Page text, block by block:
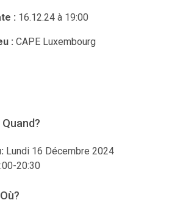
: 16.12.24 à 19:00
: CAPE Luxembourg
Quand?
Lundi 16 Décembre 2024
20:30
Où?